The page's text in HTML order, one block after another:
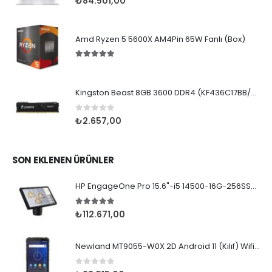
Amd Ryzen 5 5600X AM4Pin 65W Fanlı (Box)
Kingston Beast 8GB 3600 DDR4 (KF436C17BB/8TR)
0 5 üzerinden
₺2.657,00
SON EKLENEN ÜRÜNLER
HP EngageOne Pro 15.6"-i5 14500-16G-256SSD-OST W11
5.00 5 üzerinden
₺112.671,00
Newland MT9055-W0X 2D Android 11 (Kılıf) Wifi BT
0 5 üzerinden